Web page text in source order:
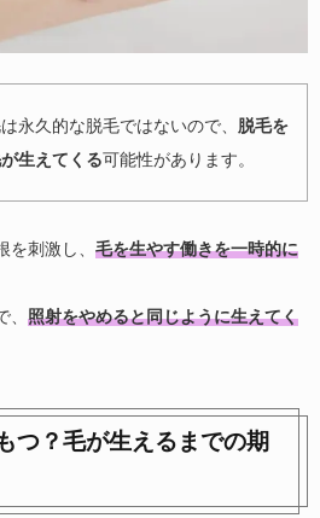
永久的な脱毛ではないので、 脱毛を
生えてくる可能性があります。
刺激し、 毛を生やす働きを一時的に
照射をやめると同じように生えてく
つ？毛が生えるまでの期